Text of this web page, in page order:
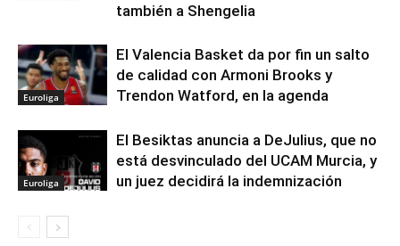
también a Shengelia
Euroliga
El Valencia Basket da por fin un salto
de calidad con Armoni Brooks y
Trendon Watford, en la agenda
Euroliga
El Besiktas anuncia a DeJulius, que no
está desvinculado del UCAM Murcia, y
un juez decidirá la indemnización